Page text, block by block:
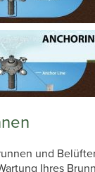
und
Ihres